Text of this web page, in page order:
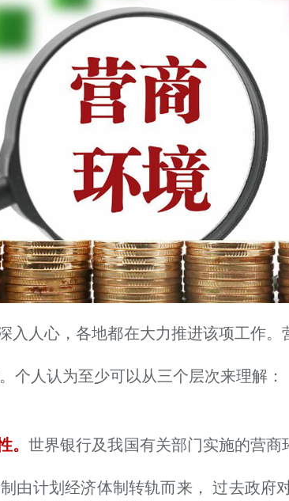
入人心，各地都在大力推进该项工作
个人认为至少可以从三个层次来理解：
。 世界银行及我国有关部门实施的营
由计划经济体制转轨而来， 过去政府